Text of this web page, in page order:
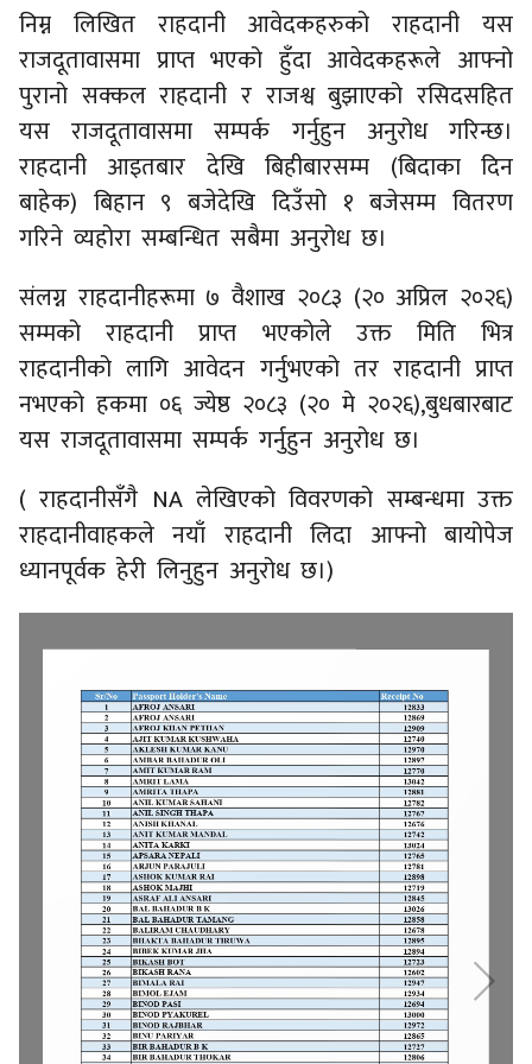
निम्न लिखित राहदानी आवेदकहरुको राहदानी यस
राजदूतावासमा प्राप्त भएको हुँदा आवेदकहरूले आफ्नो
पुरानो सक्कल राहदानी र राजश्व बुझाएको रसिदसहित
यस राजदूतावासमा सम्पर्क गर्नुहुन अनुरोध गरिन्छ।
राहदानी आइतबार देखि बिहीबारसम्म (बिदाका दिन
बाहेक) बिहान ९ बजेदेखि दिउँसो १ बजेसम्म वितरण
गरिने व्यहोरा सम्बन्धित सबैमा अनुरोध छ।
संलग्न राहदानीहरूमा ७ वैशाख २०८३ (२० अप्रिल २०२६)
सम्मको राहदानी प्राप्त भएकोले उक्त मिति भित्र
राहदानीको लागि आवेदन गर्नुभएको तर राहदानी प्राप्त
नभएको हकमा ०६ ज्येष्ठ २०८३ (२० मे २०२६),बुधबारबाट
यस राजदूतावासमा सम्पर्क गर्नुहुन अनुरोध छ।
( राहदानीसँगै NA लेखिएको विवरणको सम्बन्धमा उक्त
राहदानीवाहकले नयाँ राहदानी लिदा आफ्नो बायोपेज
ध्यानपूर्वक हेरी लिनुहुन अनुरोध छ।)